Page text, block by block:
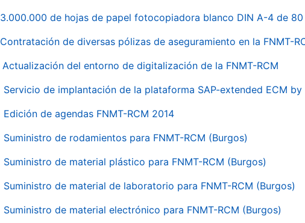
3.000.000 de hojas de papel fotocopiadora blanco DIN A-4 de 80
Contratación de diversas pólizas de aseguramiento en la FNMT-
Actualización del entorno de digitalización de la FNMT-RCM
Servicio de implantación de la plataforma SAP-extended ECM by
Edición de agendas FNMT-RCM 2014
Suministro de rodamientos para FNMT-RCM (Burgos)
Suministro de material plástico para FNMT-RCM (Burgos)
Suministro de material de laboratorio para FNMT-RCM (Burgos)
Suministro de material electrónico para FNMT-RCM (Burgos)